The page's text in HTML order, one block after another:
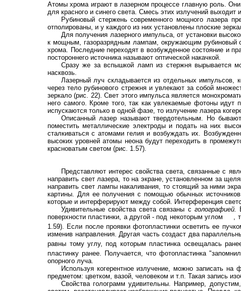
Атомы хрома играют в лазерном процессе главную роль.
для красного и синего света. Смесь этих излучений
Рубиновый стержень современного мощного лазера
отполированы, и у каждого из них установлены плоские
Для получения лазерного импульса, от установки
к мощным, газоразрядным лампам, окружающим рубиновый
хрома. Последние переходят в возбужденное состояние и
постороннего источника называют оптической накачкой.
Сразу же за вспышкой ламп из стержня вырывается
насквозь.
Лазерный луч складывается из отдельных импульсов,
через тело рубинового стрежня и увлекают за собой
зеркало (рис. 22). Свет этого импульса является
него самого. Кроме того, так как увлекаемые фотоны
испускаются только в одной фазе, то излучение лазера
Описанный лазер называют твердотельным. Но
поместить металлические электроды и подать на них
сталкиваться с атомами гелия и возбуждать их.
высоких уровней атомы неона будут переходить в
красноватым светом (рис. 1.57).
Представляют интерес свойства света, связанные с
направить свет лазера, то на экране, установленном за
направить свет лампы накаливания, то стоящий за ними
картины. Для ее получения с помощью обычных
которые и интерферируют между собой. Интерференция
Удивительные свойства света связаны с голографией.
поверхности пластинки, а другой - под некоторым углом
,
1.59). Если после проявки фотопластинки осветить ее
изменив направления. Другая часть создаст два
равны тому углу, под которым пластинка освещалась
пластинку ранее. Получается, что фотопластинка
опорного луча.
Используя когерентное излучение, можно записать
предметом: цветком, вазой, человеком и т.п. Такая запись
Свойства голограмм удивительны. Например,